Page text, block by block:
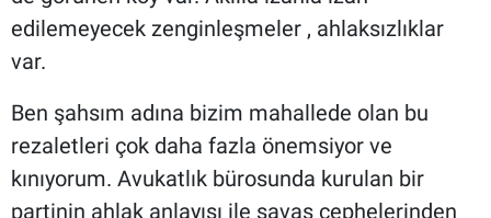
edilemeyecek zenginleşmeler , ahlaksızlıklar
var.
Ben şahsım adına bizim mahallede olan bu
rezaletleri çok daha fazla önemsiyor ve
kınıyorum. Avukatlık bürosunda kurulan bir
partinin ahlak anlayışı ile savaş cephelerinden